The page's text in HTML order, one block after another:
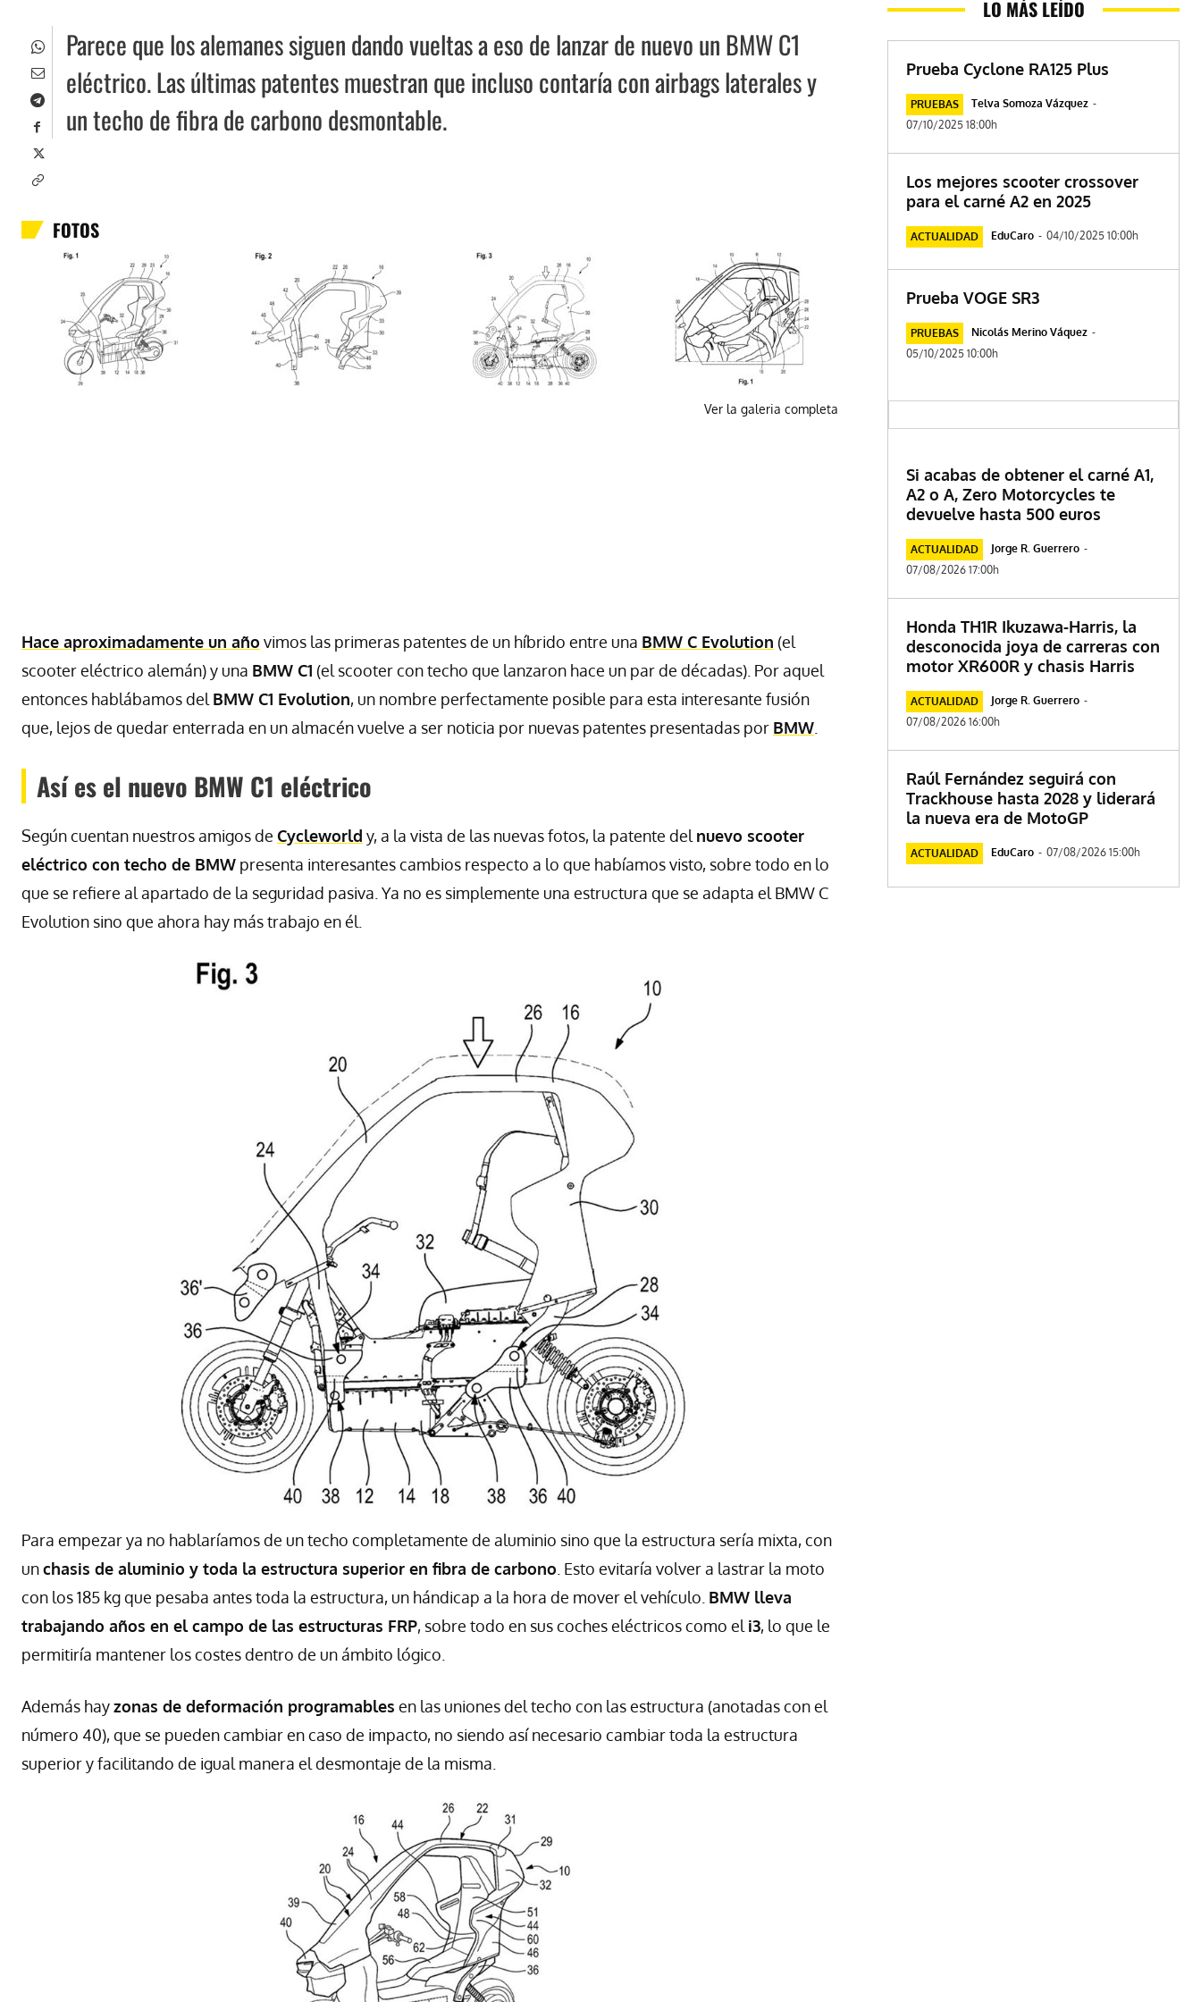
Parece que los alemanes siguen dando vueltas a eso de lanzar de nuevo un BMW C1
eléctrico. Las últimas patentes muestran que incluso contaría con airbags laterales y
un techo de fibra de carbono desmontable.
FOTOS
Ver la galeria completa
Hace aproximadamente un año vimos las primeras patentes de un híbrido entre una BMW C Evolution (el
scooter eléctrico alemán) y una BMW C1 (el scooter con techo que lanzaron hace un par de décadas). Por aquel
entonces hablábamos del BMW C1 Evolution, un nombre perfectamente posible para esta interesante fusión
que, lejos de quedar enterrada en un almacén vuelve a ser noticia por nuevas patentes presentadas por BMW
Así es el nuevo BMW C1 eléctrico
Según cuentan nuestros amigos de Cycleworld y, a la vista de las nuevas fotos, la patente del nuevo scooter
eléctrico con techo de BMW presenta interesantes cambios respecto a lo que habíamos visto, sobre todo en lo
que se refiere al apartado de la seguridad pasiva. Ya no es simplemente una estructura que se adapta el BMW C
Evolution sino que ahora hay más trabajo en él.
Para empezar ya no hablaríamos de un techo completamente de aluminio sino que la estructura sería mixta, con
unchasis de aluminio y toda la estructura superior en fibra de carbono . Esto evitaría volver a lastrar la moto
con los 185 kg que pesaba antes toda la estructura, un hándicap a la hora de mover el vehículo. BMW lleva
trabajando años en el campo de las estructuras FRP, sobre todo en sus coches eléctricos como el i3, lo que le
permitiría mantener los costes dentro de un ámbito lógico.
Además hayzonas de deformación programables en las uniones del techo con las estructura (anotadas con el
número 40), que se pueden cambiar en caso de impacto, no siendo así necesario cambiar toda la estructura
superior y facilitando de igual manera el desmontaje de la misma.
LO MÁS LEÍDO
Prueba Cyclone RA125 Plus
PRUEBAS Telva Somoza Vázquez -
07/10/2025 18:00h
Los mejores scooter crossover
para el carné A2 en 2025
ACTUALIDAD EduCaro - 04/10/2025 10:00h
Prueba VOGE SR3
PRUEBAS Nicolás Merino Váquez -
05/10/2025 10:00h
Si acabas de obtener el carné A1,
A2 o A, Zero Motorcycles te
devuelve hasta 500 euros
ACTUALIDAD Jorge R. Guerrero -
07/08/2026 17:00h
Honda TH1R Ikuzawa-Harris, la
desconocida joya de carreras con
motor XR600R y chasis Harris
ACTUALIDAD Jorge R. Guerrero -
07/08/2026 16:00h
Raúl Fernández seguirá con
Trackhouse hasta 2028 y liderará
la nueva era de MotoGP
ACTUALIDAD EduCaro - 07/08/2026 15:00h